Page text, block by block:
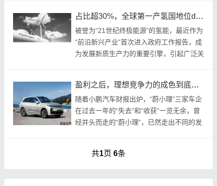
想品...
占比超30%，全球第一产氢国地位de地位稳固
被誉为“21世纪终极能源”的氢能，最近作为
“前沿新兴产业”首次进入政府工作报告，成
为发展新质生产力的重要引擎，引起广泛关
盈利之后，理想竞争力的成色到底有几何？
随着小鹏汽车财报出炉，“蔚小理”三家车企
在过去一年的“失去”和“收获”一览无余，曾
经并头而走的“蔚小理”，已然走出不同的发
共1页 6条